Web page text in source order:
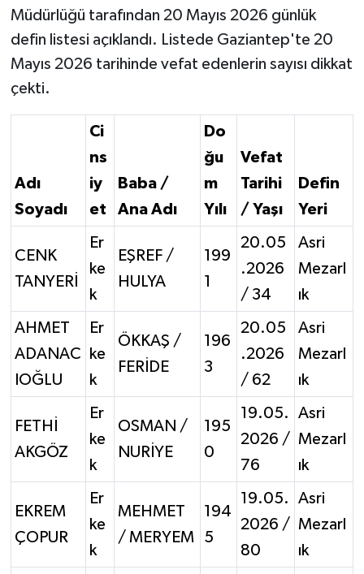
Müdürlüğü tarafından 20 Mayıs 2026 günlük
defin listesi açıklandı. Listede Gaziantep'te 20
Mayıs 2026 tarihinde vefat edenlerin sayısı dikkat
çekti.
Adı
Soyadı
Ci
ns
iy
et
Baba /
Ana Adı
Do
ğu
m
Yılı
Vefat
Tarihi
/ Yaşı
Defin
Yeri
CENK
TANYERİ
Er
ke
k
EŞREF /
HULYA
199
1
20.05
.2026
/ 34
Asri
Mezarl
ık
AHMET
ADANAC
IOĞLU
Er
ke
k
ÖKKAŞ /
FERİDE
196
3
20.05
.2026
/ 62
Asri
Mezarl
ık
FETHİ
AKGÖZ
Er
ke
k
OSMAN /
NURİYE
195
0
19.05.
2026 /
76
Asri
Mezarl
ık
EKREM
ÇOPUR
Er
ke
k
MEHMET
/ MERYEM
194
5
19.05.
2026 /
80
Asri
Mezarl
ık
Yaşam
Yeme-İçme